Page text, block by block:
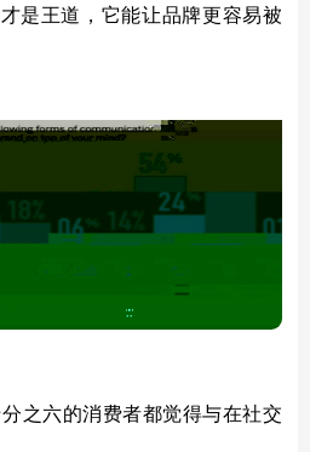
是王道 ， 它能让品牌更容易被
之六的消费者都觉得与在社交